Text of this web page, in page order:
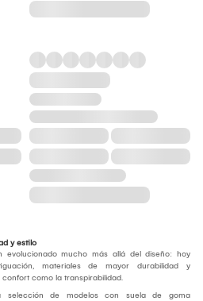
y estilo
evolucionado mucho más allá del diseño: hoy
materiales de mayor durabilidad y
como la transpirabilidad.
selección de modelos con suela de goma